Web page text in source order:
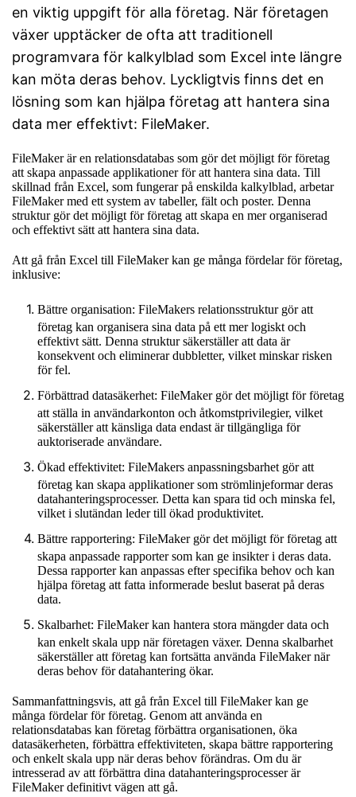
en viktig uppgift för alla företag. När företagen
växer upptäcker de ofta att traditionell
programvara för kalkylblad som Excel inte längre
kan möta deras behov. Lyckligtvis finns det en
lösning som kan hjälpa företag att hantera sina
data mer effektivt: FileMaker.
FileMaker är en relationsdatabas som gör det möjligt för företag
att skapa anpassade applikationer för att hantera sina data. Till
skillnad från Excel, som fungerar på enskilda kalkylblad, arbetar
FileMaker med ett system av tabeller, fält och poster. Denna
struktur gör det möjligt för företag att skapa en mer organiserad
och effektivt sätt att hantera sina data.
Att gå från Excel till FileMaker kan ge många fördelar för företag,
inklusive:
Bättre organisation: FileMakers relationsstruktur gör att
företag kan organisera sina data på ett mer logiskt och
effektivt sätt. Denna struktur säkerställer att data är
konsekvent och eliminerar dubbletter, vilket minskar risken
för fel.
Förbättrad datasäkerhet: FileMaker gör det möjligt för företag
att ställa in användarkonton och åtkomstprivilegier, vilket
säkerställer att känsliga data endast är tillgängliga för
auktoriserade användare.
Ökad effektivitet: FileMakers anpassningsbarhet gör att
företag kan skapa applikationer som strömlinjeformar deras
datahanteringsprocesser. Detta kan spara tid och minska fel,
vilket i slutändan leder till ökad produktivitet.
Bättre rapportering: FileMaker gör det möjligt för företag att
skapa anpassade rapporter som kan ge insikter i deras data.
Dessa rapporter kan anpassas efter specifika behov och kan
hjälpa företag att fatta informerade beslut baserat på deras
data.
Skalbarhet: FileMaker kan hantera stora mängder data och
kan enkelt skala upp när företagen växer. Denna skalbarhet
säkerställer att företag kan fortsätta använda FileMaker när
deras behov för datahantering ökar.
Sammanfattningsvis, att gå från Excel till FileMaker kan ge
många fördelar för företag. Genom att använda en
relationsdatabas kan företag förbättra organisationen, öka
datasäkerheten, förbättra effektiviteten, skapa bättre rapportering
och enkelt skala upp när deras behov förändras. Om du är
intresserad av att förbättra dina datahanteringsprocesser är
FileMaker definitivt vägen att gå.